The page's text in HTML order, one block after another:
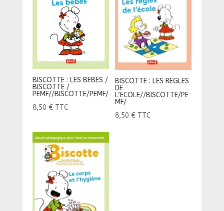
BISCOTTE : LES BEBES /
BISCOTTE /
PEMF//BISCOTTE/PEMF/
8,50 € TTC
BISCOTTE : LES REGLES
DE
L’ECOLE//BISCOTTE/PE
MF/
8,50 € TTC